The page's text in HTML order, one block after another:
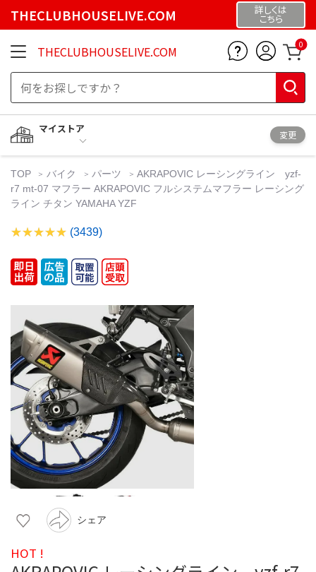
THECLUBHOUSELIVE.COM 詳しくは
こちら
THECLUBHOUSELIVE.COM 0
マイストア
変更
TOP バイク パーツ
AKRAPOVIC レーシングライン yzf-
r7 mt-07 マフラー AKRAPOVIC フルシステムマフラー レーシング
ライン チタン YAMAHA YZF
(3439)
シェア
HOT !